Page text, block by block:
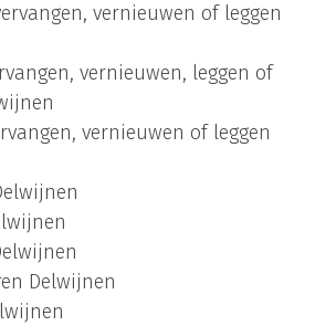
vernieuwen of leggen
vernieuwen, leggen of
vernieuwen of leggen
Delwijnen